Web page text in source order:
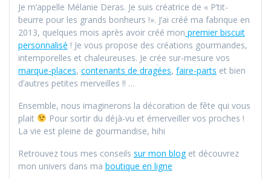
Je m’appelle Mélanie Deras. Je suis créatrice de « P’tit-
beurre pour les grands bonheurs !». J’ai créé ma fabrique en
2013, quelques mois après avoir créé mon premier biscuit
personnalisé ! Je vous propose des créations gourmandes,
intemporelles et chaleureuses. Je crée sur-mesure vos
marque-places, contenants de dragées, faire-parts et bien
d’autres petites merveilles !! …
Ensemble, nous imaginerons la décoration de fête qui vous
plait
Pour sortir du déjà-vu et émerveiller vos proches !
La vie est pleine de gourmandise, hihi
Retrouvez tous mes conseils sur mon bloget découvrez
mon univers dans ma boutique en ligne